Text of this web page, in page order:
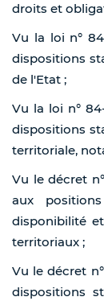
droits et
Vu la loi n°
dispositions
de l'Etat ;
Vu la loi n°
dispositions
territoriale,
Vu le décret
aux
disponibilité
territoriaux ;
Vu le décret
dispositions